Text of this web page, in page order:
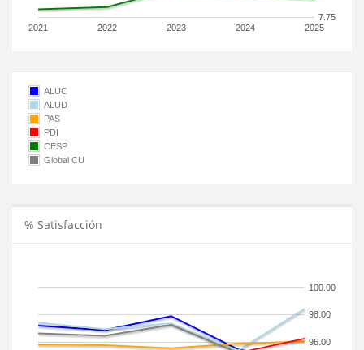
2021 2022 2023 2024 2025
7.75
ALUC
ALUD
PAS
PDI
CESP
Global CU
% Satisfacción
96.00
98.00
100.00